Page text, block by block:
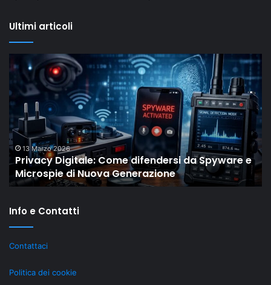
Ultimi articoli
“New
Old”
Drop
Shaiya
mostra
come
gli
MMO
storici
rilevanti
LiveOps
18 Febbraio 2026
Il “New Old” Drop di Shaiya mostra come gli
MMO storici restano rilevanti grazie al LiveOps
Info e Contatti
Contattaci
Politica dei cookie